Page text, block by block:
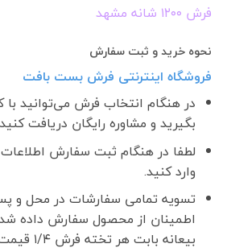
فرش ١٢٠٠ شانه مشهد
نحوه خرید و ثبت سفارش
فروشگاه اینترنتی فرش بست بافت
در هنگام انتخاب فرش می‌توانید
بگیرید و مشاوره رایگان دریافت
لطفا در هنگام ثبت سفارش
وارد کنید.
تسویه تمامی سفارشات در محل و
اطمینان از محصول سفارش داده
بیعانه بابت هر تخته فرش ۱/۴ قیمت آن است.